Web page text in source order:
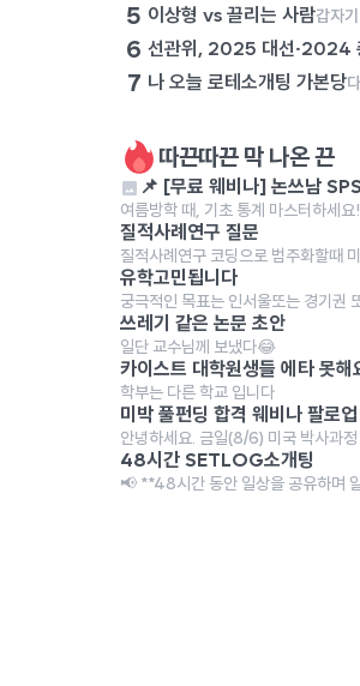
5 이상형 vs 끌리는 사람
6 선관위, 2025 대선·2024
7 나 오늘 로테소개팅 가본당
따끈따끈 막 나온 끈
여름방학 때, 기초 통계 마스터하세요
질적사례연구 질문
유학고민됩니다
궁극적인 목표는 인서울또는 경기권
쓰레기 같은 논문 초안
일단 교수님께 보냈다😂
카이스트 대학원생들 에타 못해
학부는 다른 학교 입니다
미박 풀펀딩 합격 웨비나 팔로업
안녕하세요. 금일(8/6) 미국 박사과정
48시간 SETLOG소개팅
📢 **48시간 동안 일상을 공유하며